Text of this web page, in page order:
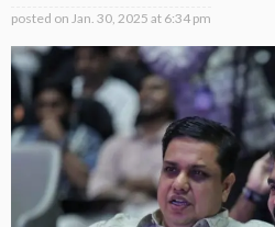
posted on Jan. 30, 2025 at 6:34 pm